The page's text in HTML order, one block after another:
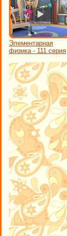
Элементарная
физика - 111 серия